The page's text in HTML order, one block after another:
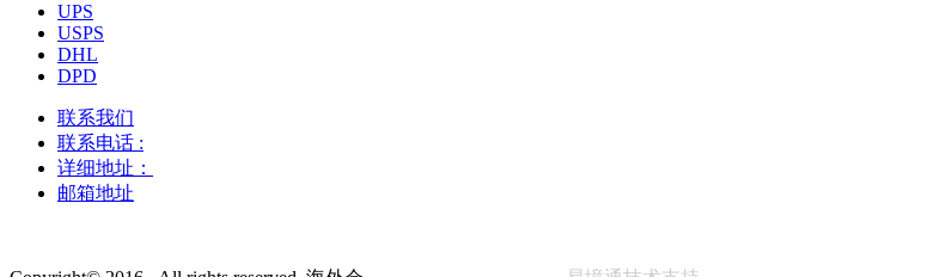
UPS
USPS
DHL
DPD
联系我们
联系电话 :
详细地址：
邮箱地址